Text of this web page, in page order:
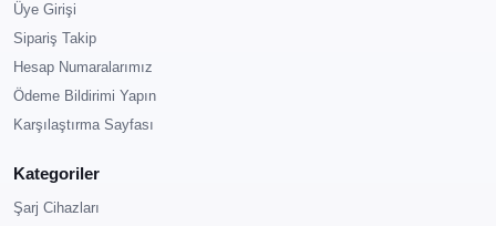
Üye Girişi
Sipariş Takip
Hesap Numaralarımız
Ödeme Bildirimi Yapın
Karşılaştırma Sayfası
Kategoriler
Şarj Cihazları